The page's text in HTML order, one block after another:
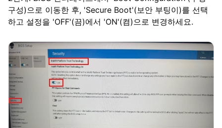
구성)으로 이동한 후, 'Secure Boot'(보안 부팅이)를 선택
하고 설정을 'OFF'(끔)에서 'ON'(켬)으로 변경하세요.